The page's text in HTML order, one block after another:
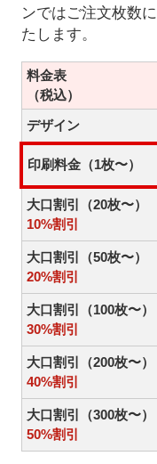
ンではご注文枚数
たします。
料金表
（税込）
デザイン
印刷料金（1枚〜）
大口割引（20枚〜）
10%割引
大口割引（50枚〜）
20%割引
大口割引（100枚〜）
30%割引
大口割引（200枚〜）
40%割引
大口割引（300枚〜）
50%割引